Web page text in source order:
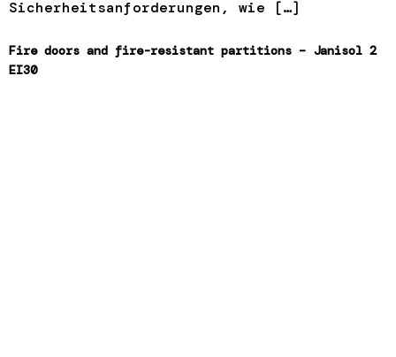
Sicherheitsanforderungen, wie […]
Fire doors and fire-resistant partitions – Janisol 2
EI30